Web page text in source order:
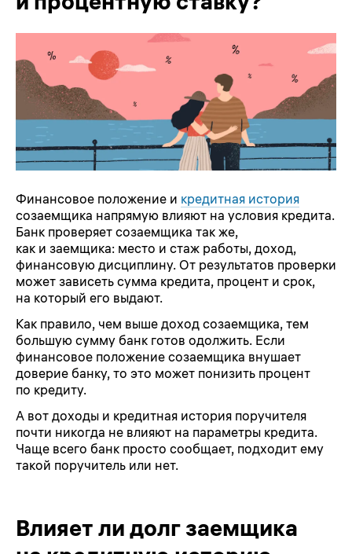
Финансовое положение и кредитная история
созаемщика напрямую влияют на условия кредита.
Банк проверяет созаемщика так же,
как и заемщика: место и стаж работы, доход,
финансовую дисциплину. От результатов проверки
может зависеть сумма кредита, процент и срок,
на который его выдают.
Как правило, чем выше доход созаемщика, тем
большую сумму банк готов одолжить. Если
финансовое положение созаемщика внушает
доверие банку, то это может понизить процент
по кредиту.
А вот доходы и кредитная история поручителя
почти никогда не влияют на параметры кредита.
Чаще всего банк просто сообщает, подходит ему
такой поручитель или нет.
Влияет ли долг заемщика